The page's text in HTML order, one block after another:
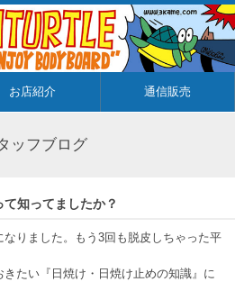
お店紹介 通信販売
ッフブログ
知ってましたか？
りました。もう3回も脱皮しちゃった平
たい『日焼け・日焼け止めの知識』に